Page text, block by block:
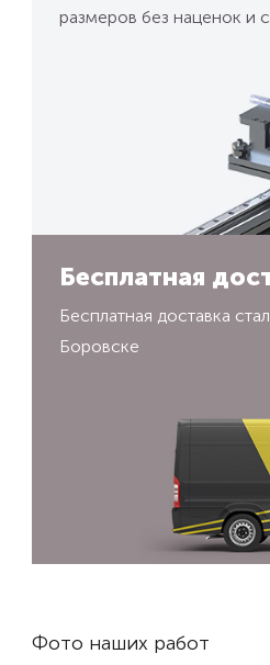
размеров без наценок и
Бесплатная
Бесплатная доставка
Боровске
Фото наших работ